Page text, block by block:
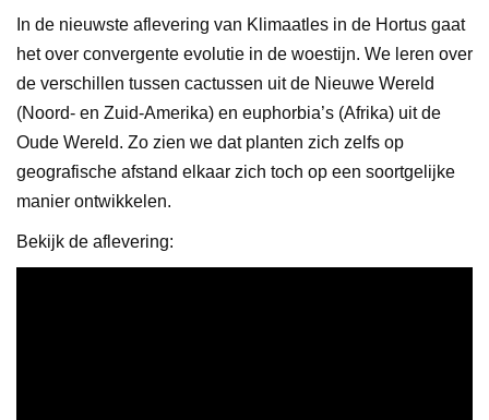
In de nieuwste aflevering van Klimaatles in de Hortus gaat
het over convergente evolutie in de woestijn. We leren over
de verschillen tussen cactussen uit de Nieuwe Wereld
(Noord- en Zuid-Amerika) en euphorbia’s (Afrika) uit de
Oude Wereld. Zo zien we dat planten zich zelfs op
geografische afstand elkaar zich toch op een soortgelijke
manier ontwikkelen.
Bekijk de aflevering: